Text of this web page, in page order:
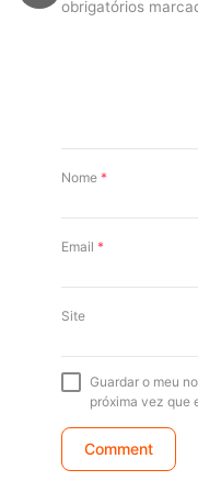
obrigatórios
Nome *
Email *
Site
Guardar o meu
próxima vez que